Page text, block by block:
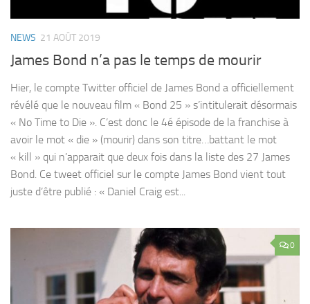
NEWS 21 AOÛT 2019
James Bond n’a pas le temps de mourir
Hier, le compte Twitter officiel de James Bond a officiellement
révélé que le nouveau film « Bond 25 » s’intitulerait désormais
« No Time to Die ». C’est donc le 4é épisode de la franchise à
avoir le mot « die » (mourir) dans son titre…battant le mot
« kill » qui n’apparait que deux fois dans la liste des 27 James
Bond. Ce tweet officiel sur le compte James Bond vient tout
juste d’être publié : « Daniel Craig est...
0